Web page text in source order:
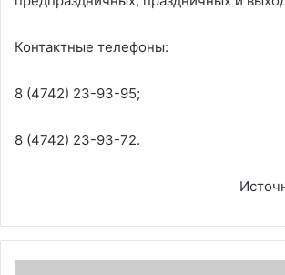
Контактные телефоны:
8 (4742) 23-93-95;
8 (4742) 23-93-72.